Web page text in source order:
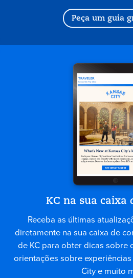
Peça um guia
KC na sua caixa
Receba as últimas
diretamente na sua caixa de
de KC para obter dicas sobre
orientações sobre
City e muito